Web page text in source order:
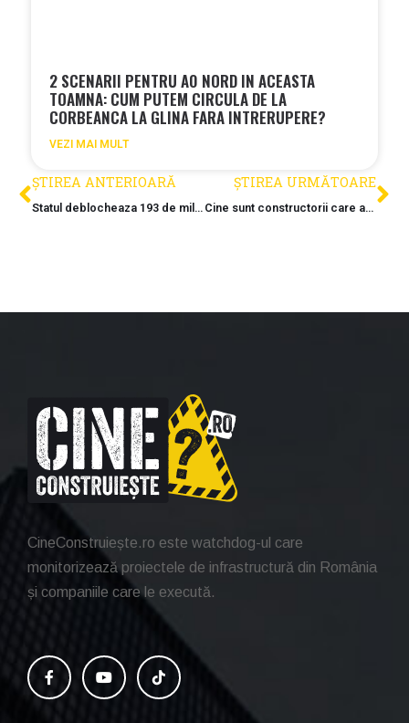
2 SCENARII PENTRU A0 NORD IN ACEASTA
TOAMNA: CUM PUTEM CIRCULA DE LA
CORBEANCA LA GLINA FARA INTRERUPERE?
VEZI MAI MULT
ȘTIREA ANTERIOARĂ
Statul deblocheaza 193 de milioane de lei pentru exproprierile de pe A8
ȘTIREA URMĂTOARE
Cine sunt constructorii care au aruncat in aer o licitatie de 1,3 miliarde de lei?
CineConstruiește.ro este watchdog-ul care
monitorizează proiectele de infrastructură din România
și companiile care le execută.